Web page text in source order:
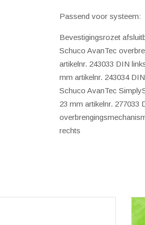
Passend voor systeem:
Bevestigingsrozet
Schuco AvanTec
artikelnr. 243033 DIN
mm artikelnr. 243034
Schuco AvanTec
23 mm artikelnr. 277033
rechts